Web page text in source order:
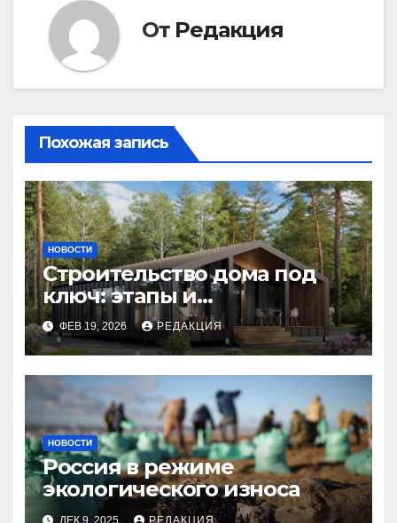
От Редакция
Похожая запись
НОВОСТИ
Строительство дома под
ключ: этапы и
планирование бюджета
ФЕВ 19, 2026 РЕДАКЦИЯ
НОВОСТИ
Россия в режиме
экологического износа
ДЕК 9, 2025 РЕДАКЦИЯ